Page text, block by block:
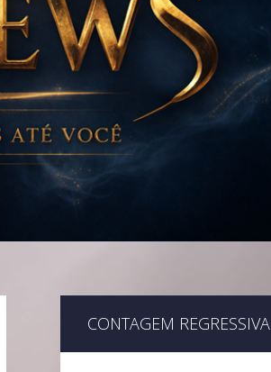
CONTAGEM REGRESSIVA